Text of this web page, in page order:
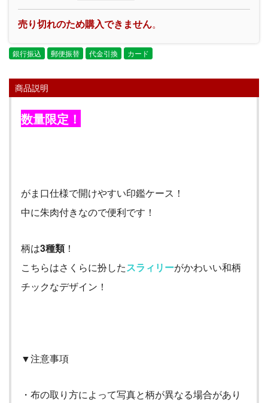
売り切れのため購入できません。
銀行振込 郵便振替 代金引換 カード
商品説明
数量限定！
がま口仕様で開けやすい印鑑ケース！
中に朱肉付きなので便利です！
柄は3種類！
こちらはさくらに扮したスラィリーがかわいい和柄
チックなデザイン！
▼注意事項
・布の取り方によって写真と柄が異なる場合があり